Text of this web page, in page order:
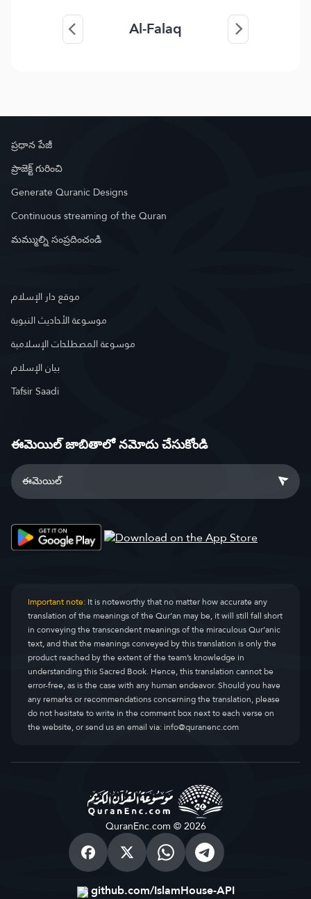
Al-Falaq
ప్రధాన పేజీ
ప్రాజెక్ట్ గురించి
Generate Quranic Designs
Continuous streaming of the Quran
మమ్ముల్ని సంప్రదించండి
موقع دار الإسلام
موسوعة الأحاديث النبوية
موسوعة المصطلحات الإسلامية
بيان الإسلام
Tafsir Saadi
ఈమెయిల్ జాబితాలో నమోదు చేసుకోండి
Important note:It is noteworthy that no matter how accurate any
translation of the meanings of the Qur’an may be, it will still fall short
in conveying the transcendent meanings of the miraculous Qur’anic
text, and that the meanings conveyed by this translation is only the
product reached by the extent of the team’s knowledge in
understanding this Sacred Book. Hence, this translation cannot be
error-free, as is the case with any human endeavor. Should you have
any remarks or recommendations concerning the translation, please
do not hesitate to write in the comment box next to each verse on
the website, or send us an email via:info@quranenc.com
QuranEnc.com © 2026
github.com/IslamHouse-API